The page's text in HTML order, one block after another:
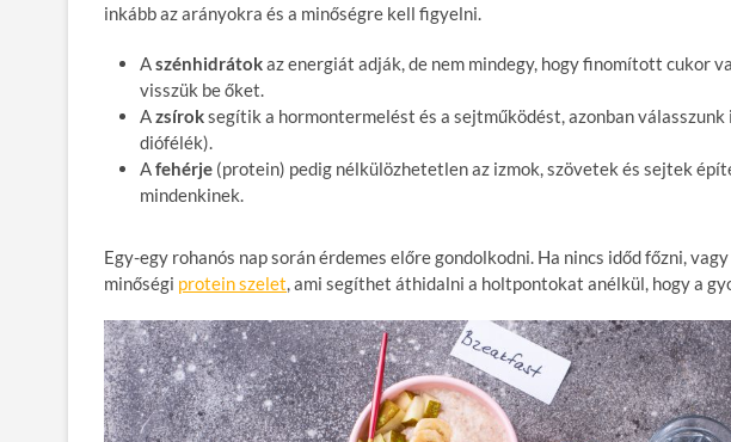
inkább az arányokra és a minőségre kell figyelni.
Aszénhidrátokaz energiát adják, de nem mindegy, hogy finomított cukor
visszük be őket.
Azsíroksegítik a hormontermelést és a sejtműködést, azonban
diófélék).
Afehérje (protein) pedig nélkülözhetetlen az izmok, szövetek és sejtek
mindenkinek.
Egy-egy rohanós nap során érdemes előre gondolkodni. Ha nincs időd főzni,
minőségi protein szelet, ami segíthet áthidalni a holtpontokat anélkül, hogy a